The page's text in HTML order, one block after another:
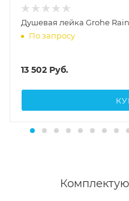
Душевая лейка Grohe
По запросу
13 502 Руб.